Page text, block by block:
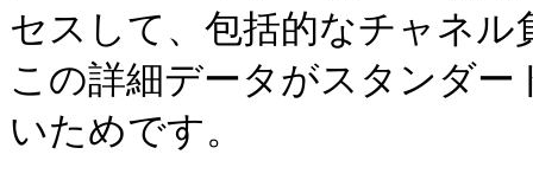
セスして、包括的なチャネ
この詳細データがスタンダ
いためです。